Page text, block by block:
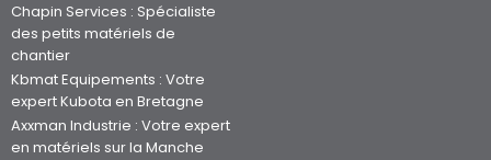
Chapin Services : Spécialiste
des petits matériels de
chantier
Kbmat Equipements : Votre
expert Kubota en Bretagne
Axxman Industrie : Votre expert
en matériels sur la Manche